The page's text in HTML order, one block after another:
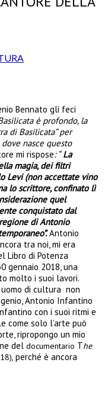
Bennato gli feci
è profondo, la
di Basilicata” per
dove nasce questo
mi rispose: “ La
magia, dei filtri
Levi (non accettate vino
lo scrittore, confinato lì
quel
conquistato dal
di Antonio
Antonio
tra noi, mi era
Libro di Potenza
gennaio 2018, una
molto i suoi lavori.
di cultura non
Antonio Infantino
con i suoi ritmi e
come solo l’arte può
ripropongo un mio
del documentario The
perché è ancora